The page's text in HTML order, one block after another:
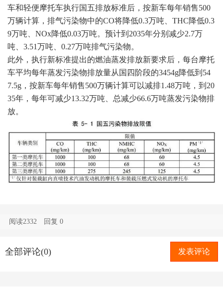
车和轻便摩托车执行国五排放标准后，按新车每年销售500
万辆计算，排气污染物中的CO将降低0.3万吨、THC降低0.3
9万吨、NOx降低0.03万吨。预计到2035年分别减少2.7万
吨、3.51万吨、0.27万吨排气污染物。
此外，执行新标准提出的燃油蒸发排放新要求后，每台摩托
车平均每年蒸发污染物排放量从国四阶段的3454g降低到54
7.5g，按新车每年销售500万辆计算可以减排1.48万吨，到20
35年，每年可减少13.32万吨、总减少66.6万吨蒸发污染物排
放。
阅读2332 回复0
全部评论(0) 发表评论